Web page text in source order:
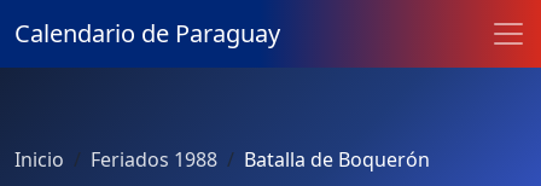
Calendario de Paraguay
Inicio Feriados 1988 Batalla de Boquerón